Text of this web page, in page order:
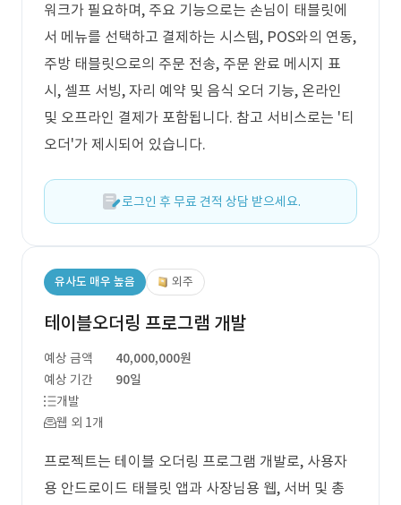
워크가 필요하며, 주요 기능으로는 손님이 태블릿에
서 메뉴를 선택하고 결제하는 시스템, POS와의 연동,
주방 태블릿으로의 주문 전송, 주문 완료 메시지 표
시, 셀프 서빙, 자리 예약 및 음식 오더 기능, 온라인
및 오프라인 결제가 포함됩니다. 참고 서비스로는 '티
오더'가 제시되어 있습니다.
로그인 후 무료 견적 상담 받으세요.
유사도 매우 높음 외주
테이블오더링 프로그램 개발
예상 금액
40,000,000원
예상 기간
90일
개발
웹 외 1개
프로젝트는 테이블 오더링 프로그램 개발로, 사용자
용 안드로이드 태블릿 앱과 사장님용 웹, 서버 및 총